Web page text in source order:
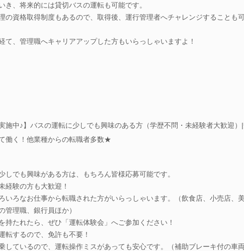
き、将来的には貸切バスの運転も可能です。
の資格取得制度もあるので、取得後、運行管理者へチャレンジすることも
て、管理職へキャリアアップした方もいらっしゃいますよ！
施中♪】バスの運転に少しでも興味のある方（学歴不問・未経験者大歓迎）
働く！他業種からの転職者多数★
しでも興味がある方は、もちろん皆様応募可能です。
経験の方も大歓迎！
いろなお仕事から転職された方がいらっしゃいます。（飲食店、小売店、
管理職、銀行員ほか）
持たれたら、ぜひ「運転体験会」へご参加ください！
転するので、免許も不要！
しているので、運転操作ミスがあっても安心です。（補助ブレーキ付の車